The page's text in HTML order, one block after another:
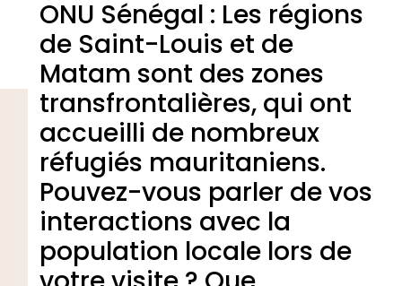
ONU Sénégal : Les régions
de Saint-Louis et de
Matam sont des zones
transfrontalières, qui ont
accueilli de nombreux
réfugiés mauritaniens.
Pouvez-vous parler de vos
interactions avec la
population locale lors de